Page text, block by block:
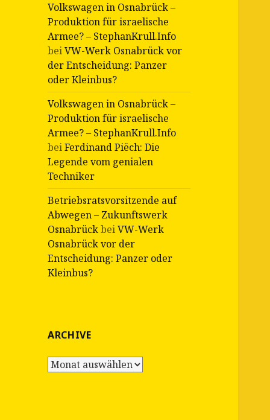
Volkswagen in Osnabrück –
Produktion für israelische
Armee? – StephanKrull.Info
beiVW-Werk Osnabrück vor
der Entscheidung: Panzer
oder Kleinbus?
Volkswagen in Osnabrück –
Produktion für israelische
Armee? – StephanKrull.Info
beiFerdinand Piëch: Die
Legende vom genialen
Techniker
Betriebsratsvorsitzende auf
Abwegen – Zukunftswerk
OsnabrückbeiVW-Werk
Osnabrück vor der
Entscheidung: Panzer oder
Kleinbus?
ARCHIVE
Archive